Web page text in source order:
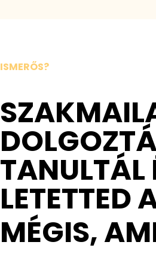
ISMERŐS?
TANULTÁL
LETETTED
MÉGIS,